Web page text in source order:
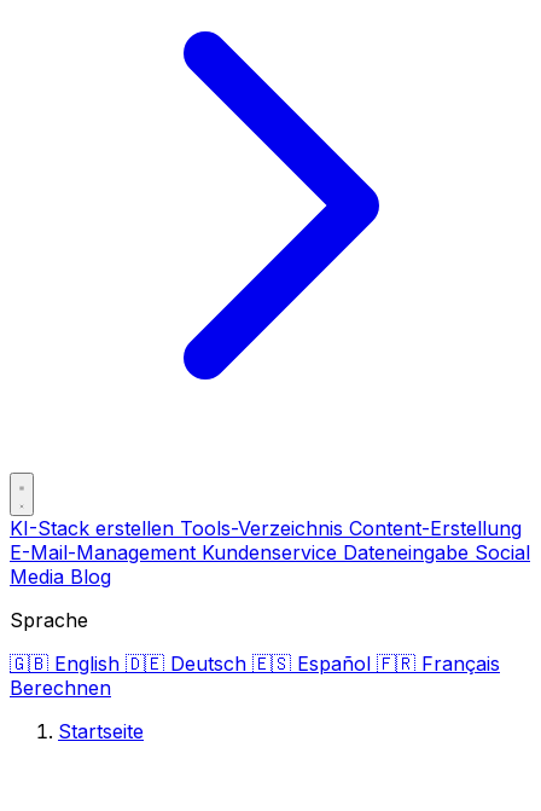
KI-Stack erstellen Tools-Verzeichnis Content-Erstellung
E-Mail-Management Kundenservice Dateneingabe Social
Media Blog
Sprache
🇬🇧 English 🇩🇪 Deutsch 🇪🇸 Español 🇫🇷 Français
Berechnen
Startseite